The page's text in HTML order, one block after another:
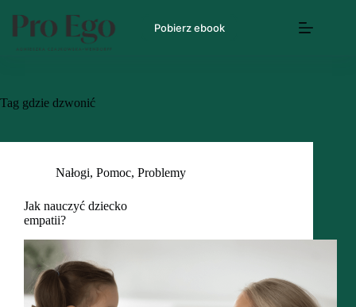
Pobierz ebook
Tag gdzie dzwonić
Nałogi, Pomoc, Problemy
Jak nauczyć dziecko
empatii?